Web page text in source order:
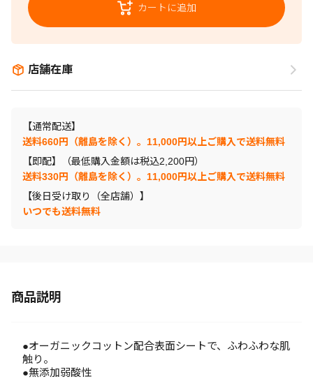
カートに追加
店舗在庫
【通常配送】
送料660円（離島を除く）。11,000円以上ご購入で送料無料
【即配】（最低購入金額は税込2,200円）
送料330円（離島を除く）。11,000円以上ご購入で送料無料
【後日受け取り（全店舗）】
いつでも送料無料
商品説明
●オーガニックコットン配合表面シートで、ふわふわな肌
触り。
●無添加弱酸性